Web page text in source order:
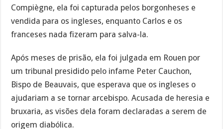
Compiègne, ela foi capturada pelos borgonheses e
vendida para os ingleses, enquanto Carlos e os
franceses nada fizeram para salva-la.
Após meses de prisão, ela foi julgada em Rouen por
um tribunal presidido pelo infame Peter Cauchon,
Bispo de Beauvais, que esperava que os ingleses o
ajudariam a se tornar arcebispo. Acusada de heresia e
bruxaria, as visões dela foram declaradas a serem de
origem diabólica.